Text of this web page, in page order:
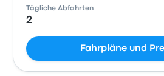
Tägliche Abfahrten
2
Fahrpläne und